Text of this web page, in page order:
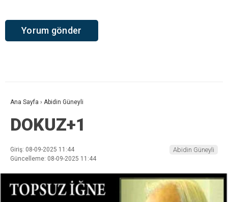
Ana Sayfa › Abidin Güneyli
DOKUZ+1
Giriş: 08-09-2025 11:44
Güncelleme: 08-09-2025 11:44
Abidin Güneyli